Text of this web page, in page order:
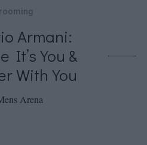
Armani:
It’s You &
With You
Arena